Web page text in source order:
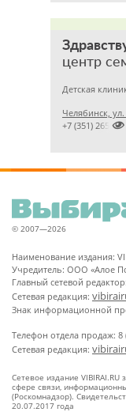
центр
Челябинск,

+7 (351) 2656869
© 2007—2026
Наименование издания:
Учредитель: ООО «Алое
Главный сетевой
Сетевая редакция:
Знак информационной
Телефон отдела продаж: 8
Сетевая редакция:
Сетевое издание
сфере связи,
(Роскомнадзор).
20.07.2017 года